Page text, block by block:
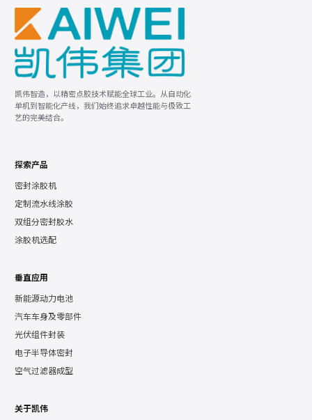
凯伟智造，以精密点胶技术赋能全球工业。从自动化
单机到智能化产线，我们始终追求卓越性能与极致工
艺的完美结合。
探索产品
密封涂胶机
定制流水线涂胶
双组分密封胶水
涂胶机选配
垂直应用
新能源动力电池
汽车车身及零部件
光伏组件封装
电子半导体密封
空气过滤器成型
关于凯伟